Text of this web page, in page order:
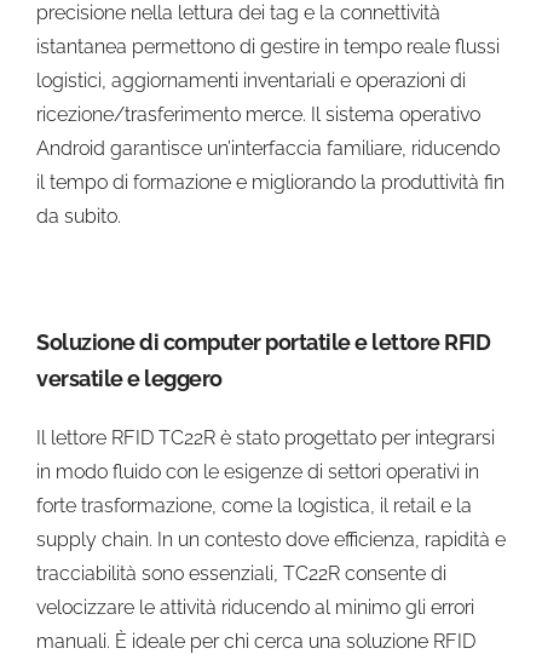
precisione nella lettura dei tag e la connettività
istantanea permettono di gestire in tempo reale flussi
logistici, aggiornamenti inventariali e operazioni di
ricezione/trasferimento merce. Il sistema operativo
Android garantisce un’interfaccia familiare, riducendo
il tempo di formazione e migliorando la produttività fin
da subito.
Soluzione di computer portatile e lettore RFID
versatile e leggero
Il lettore RFID TC22R è stato progettato per integrarsi
in modo fluido con le esigenze di settori operativi in
forte trasformazione, come la logistica, il retail e la
supply chain. In un contesto dove efficienza, rapidità e
tracciabilità sono essenziali, TC22R consente di
velocizzare le attività riducendo al minimo gli errori
manuali. È ideale per chi cerca una soluzione RFID